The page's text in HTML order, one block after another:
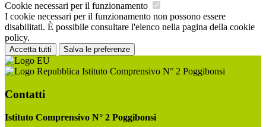
Cookie necessari per il funzionamento
I cookie necessari per il funzionamento non possono essere
disabilitati. È possibile consultare l'elenco nella pagina della cookie
policy.
Accetta tutti Salva le preferenze
Istituto Comprensivo N° 2 Poggibonsi
Contatti
Istituto Comprensivo N° 2 Poggibonsi